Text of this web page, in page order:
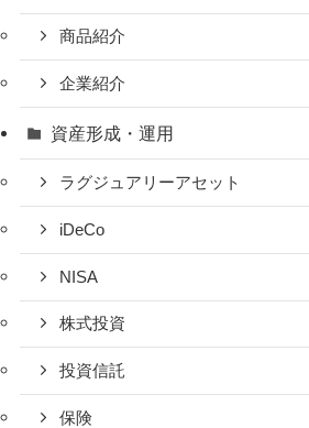
商品紹介
企業紹介
資産形成・運用
ラグジュアリーアセット
iDeCo
NISA
株式投資
投資信託
保険